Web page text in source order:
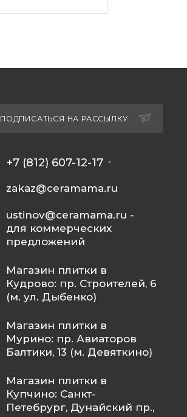
ПОДПИСАТЬСЯ НА РАССЫЛКУ
+7 (812) 607-12-17
zakaz@ceramama.ru
ustinov@ceramama.ru -
для коммерческих
предложений
Магазин плитки в
Кудрово: пр. Строителей, 6
(м. ул. Дыбенко)
Магазин плитки в
Мурино: пр. Авиаторов
Балтики, 13 (м. Девяткино)
Магазин плитки в
Купчино: Санкт-
Петебрург, Дунайский пр.,